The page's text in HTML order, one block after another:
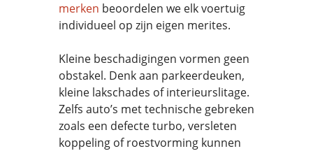
merken beoordelen we elk voertuig
individueel op zijn eigen merites.
Kleine beschadigingen vormen geen
obstakel. Denk aan parkeerdeuken,
kleine lakschades of interieurslitage.
Zelfs auto’s met technische gebreken
zoals een defecte turbo, versleten
koppeling of roestvorming kunnen